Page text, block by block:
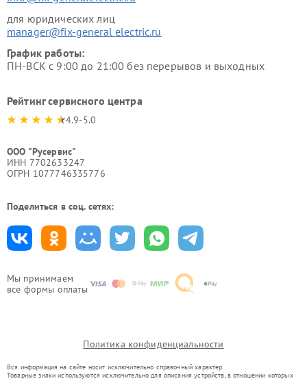
Мы принимаем
все формы оплаты
для юридических лиц
manager@fix-general electric.ru
График работы:
ПН-ВСК с 9:00 до 21:00 без перерывов и выходных
Рейтинг сервисного центра
4.9-5.0
ООО "Русервис"
ИНН 7702633247
ОГРН 1077746335776
Поделиться в соц. сетях:
Политика конфиденциальности
Вся информация на сайте носит исключительно справочный характер.
Товарные знаки используются исключительно для описания устройств, в отношении которых